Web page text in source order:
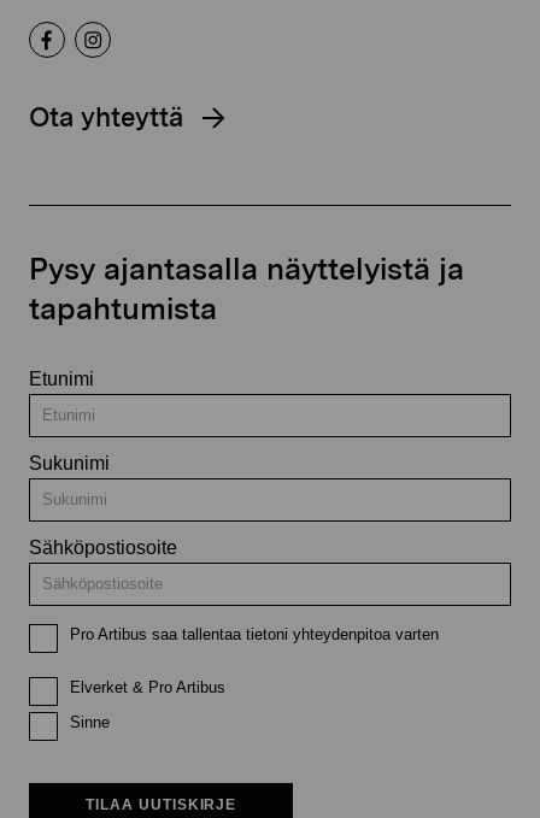
Ota yhteyttä
Pysy ajantasalla näyttelyistä ja
tapahtumista
Etunimi
Sukunimi
Sähköpostiosoite
Pro Artibus saa tallentaa tietoni yhteydenpitoa varten
Elverket & Pro Artibus
Sinne
TILAA UUTISKIRJE